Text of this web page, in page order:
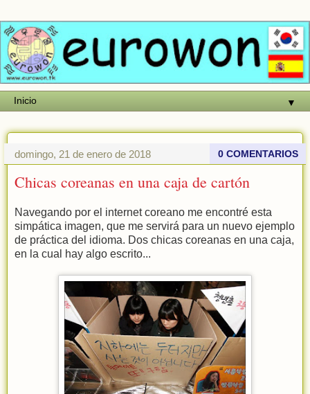
▼
domingo, 21 de enero de 2018 0 COMENTARIOS
Chicas coreanas en una caja de cartón
Navegando por el internet coreano me encontré esta
simpática imagen, que me servirá para un nuevo ejemplo
de práctica del idioma. Dos chicas coreanas en una caja,
en la cual hay algo escrito...